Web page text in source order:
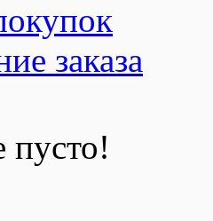
заказа
пусто!